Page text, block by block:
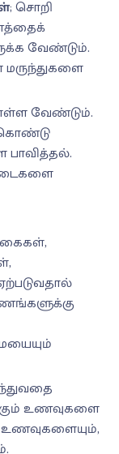
; சொறி
வேண்டும்.
வேண்டும்.
கொண்டு
பாவித்தல்.
உணவுகளை